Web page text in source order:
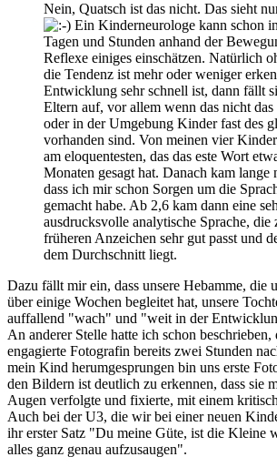
Nein, Quatsch ist das nicht. Das sieht
Ein Kinderneurologe kann schon
Tagen und Stunden anhand der
Reflexe einiges einschätzen. Natürlich
die Tendenz ist mehr oder weniger
Entwicklung sehr schnell ist, dann fällt
Eltern auf, vor allem wenn das nicht
oder in der Umgebung Kinder fast des
vorhanden sind. Von meinen vier
am eloquentesten, das das este Wort
Monaten gesagt hat. Danach kam lange
dass ich mir schon Sorgen um die
gemacht habe. Ab 2,6 kam dann eine
ausdrucksvolle analytische Sprache, die
früheren Anzeichen sehr gut passt und
dem Durchschnitt liegt.
Dazu fällt mir ein, dass unsere Hebamme, die
über einige Wochen begleitet hat, unsere
auffallend "wach" und "weit in der
An anderer Stelle hatte ich schon beschrieben,
engagierte Fotografin bereits zwei Stunden
mein Kind herumgesprungen bin uns erste
den Bildern ist deutlich zu erkennen, dass sie
Augen verfolgte und fixierte, mit einem
Auch bei der U3, die wir bei einer neuen
ihr erster Satz "Du meine Güte, ist die Kleine
alles ganz genau aufzusaugen".